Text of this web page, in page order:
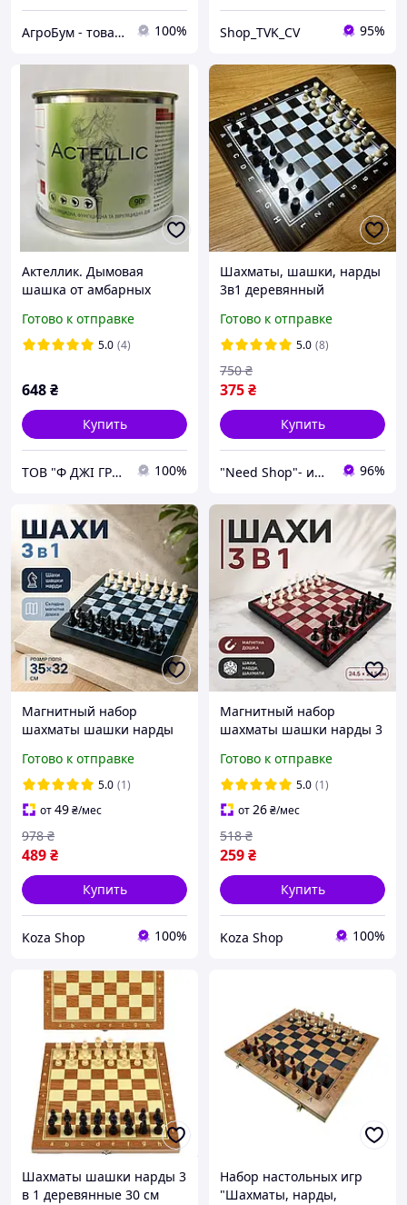
АгроБум - товары для дома, сада и огорода 100% Shop_TVK_CV 95%
Актеллик. Дымовая
шашка от амбарных
хранилища, склады,
транспорт)
Готово к отправке
5.0 (4)
648₴
Купить
ТОВ "Ф ДЖІ ГРУП" 100%
Шахматы, шашки, нарды
3в1 деревянный
Настольная игра
Готово к отправке
5.0 (8)
375₴
750 ₴
Купить
"Need Shop"- интернет-магазин 96%
Магнитный набор
шахматы шашки нарды
развивающая семейная
подарочная игра для
дома поездок
путешествий отдыха
Готово к отправке
5.0 (1)
от49₴/мес
489₴
978 ₴
Купить
Koza Shop 100%
Магнитный набор
шахматы шашки нарды 3
шахматное поле 25 на 25
пластиковые для
начинающих новичков
Готово к отправке
5.0 (1)
от26₴/мес
259₴
518 ₴
Купить
Koza Shop 100%
Шахматы шашки нарды 3
в 1 деревянные 30 см
Набор настольных игр
"Шахматы, нарды,